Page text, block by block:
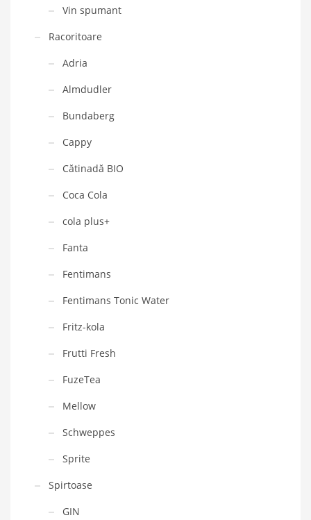
Vin spumant
Racoritoare
Adria
Almdudler
Bundaberg
Cappy
Cătinadă BIO
Coca Cola
cola plus+
Fanta
Fentimans
Fentimans Tonic Water
Fritz-kola
Frutti Fresh
FuzeTea
Mellow
Schweppes
Sprite
Spirtoase
GIN